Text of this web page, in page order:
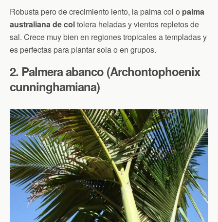
Robusta pero de crecimiento lento, la palma col o palma
australiana de coltolera heladas y vientos repletos de
sal. Crece muy bien en regiones tropicales a templadas y
es perfectas para plantar sola o en grupos.
2. Palmera abanco (Archontophoenix
cunninghamiana)